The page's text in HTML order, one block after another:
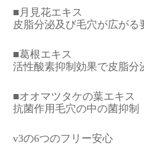
■月見花エキス
皮脂分泌及び毛穴が広がる
■葛根エキス
活性酸素抑制効果で皮脂分
■オオマツタケの葉エキス
抗菌作用毛穴の中の菌抑制
v3の6つのフリー安心